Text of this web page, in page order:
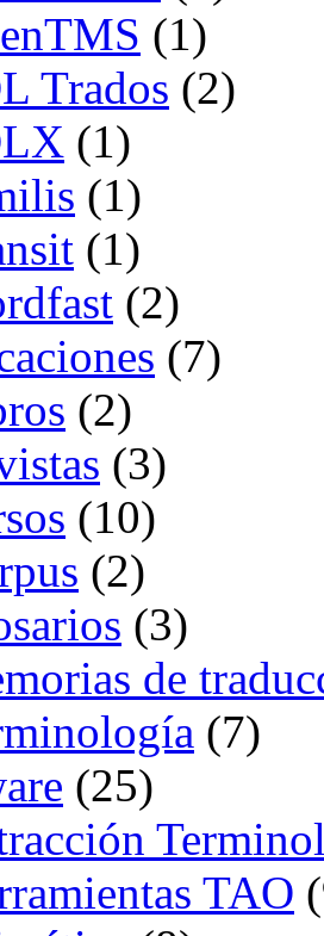
(1)
Trados (2)
(1)
(1)
(1)
(2)
(7)
(2)
(3)
(10)
(2)
(3)
de
(7)
(25)
TAO